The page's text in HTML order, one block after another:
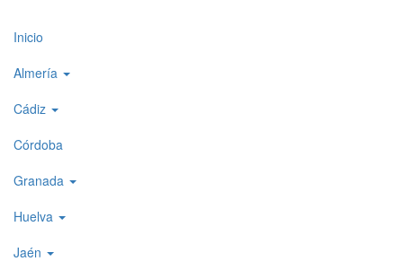
Top
level
1
Inicio
Almería
Cádiz
Córdoba
Granada
Huelva
Jaén